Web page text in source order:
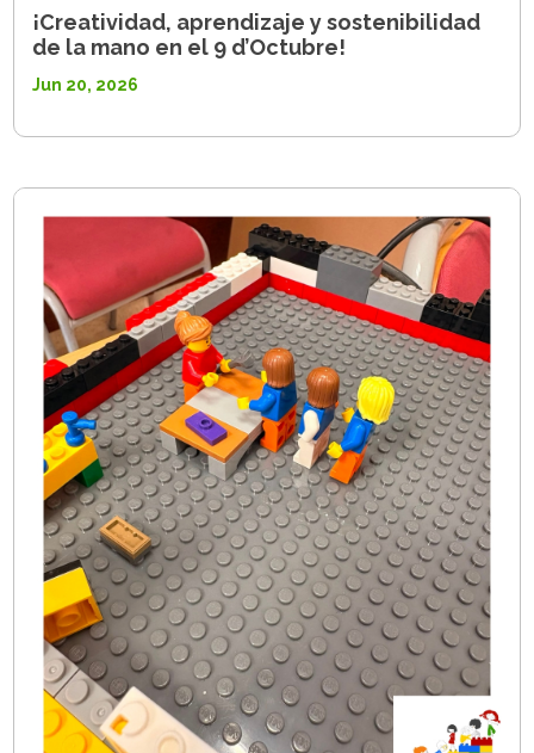
¡Creatividad, aprendizaje y sostenibilidad
de la mano en el 9 d’Octubre!
Jun 20, 2026